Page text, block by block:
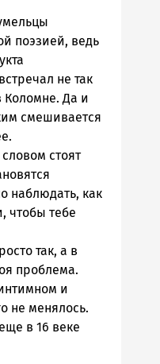
поэзией, ведь
не так
Коломне. Да и
смешивается
стоят
наблюдать, как
чтобы тебе
так, а в
проблема.
и
не менялось.
в 16 веке